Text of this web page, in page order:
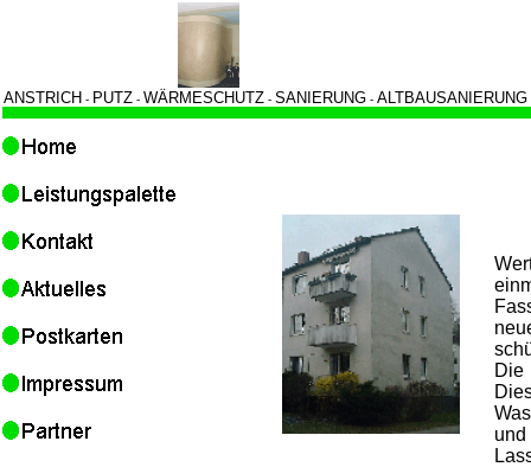
ANSTRICH - PUTZ - WÄRMESCHUTZ - SANIERUNG - ALTBAUSANIERUNG
Die